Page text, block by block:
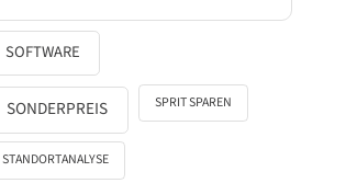
SOFTWARE
SONDERPREIS SPRIT SPAREN
STANDORTANALYSE